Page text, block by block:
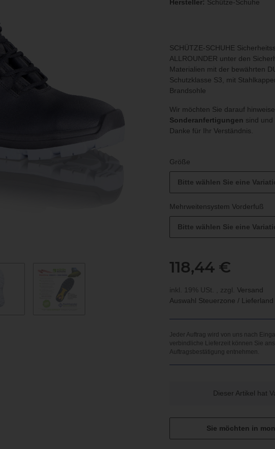
Hersteller: Schütze-Schuhe
SCHÜTZE-SCHUHE
ALLROUNDER unter den
Materialien mit der bewährten
Schutzklasse S3, mit
Brandsohle
Wir möchten Sie darauf
Sonderanfertigungen sind und
Danke für Ihr Verständnis.
Größe
Bitte wählen Sie eine
Mehrweitensystem Vorderfuß
Bitte wählen Sie eine
118,44 €
inkl. 19% USt. , zzgl. Versand
Auswahl Steuerzone / Lieferland
Dieser Artikel hat
Sie möchten in